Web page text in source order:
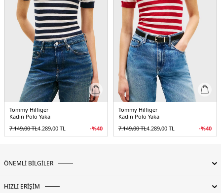
Tommy Hilfiger
Kadın Polo Yaka
7.149,00TL4.289,00 TL -%40
Tommy Hilfiger
Kadın Polo Yaka
7.149,00TL4.289,00 TL -%40
ÖNEMLİ BİLGİLER
HIZLI ERİŞİM